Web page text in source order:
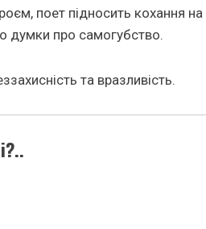
поет підносить кохання на
думки про самогубство.
та вразливість.